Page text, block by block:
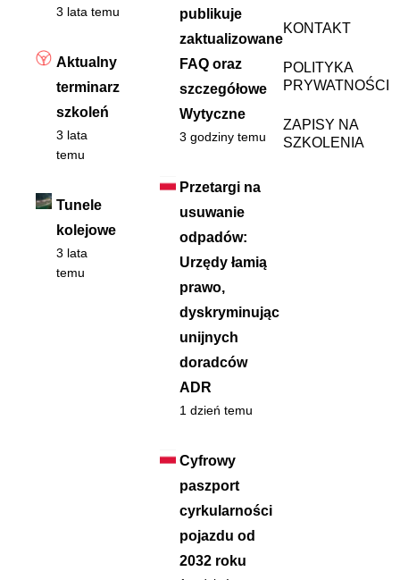
3 lata temu
Aktualny
terminarz
szkoleń
3 lata
temu
Tunele
kolejowe
3 lata
temu
publikuje
zaktualizowane
FAQ oraz
szczegółowe
Wytyczne
3 godziny temu
Przetargi na
usuwanie
odpadów:
Urzędy łamią
prawo,
dyskryminując
unijnych
doradców
ADR
1 dzień temu
Cyfrowy
paszport
cyrkularności
pojazdu od
2032 roku
KONTAKT
POLITYKA
PRYWATNOŚCI
ZAPISY NA
SZKOLENIA